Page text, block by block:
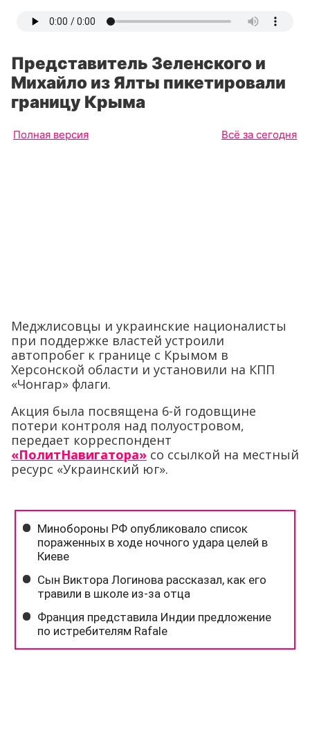
Представитель Зеленского и
Михайло из Ялты пикетировали
границу Крыма
Полная версия Всё за сегодня
Меджлисовцы и украинские националисты
при поддержке властей устроили
автопробег к границе с Крымом в
Херсонской области и установили на КПП
«Чонгар» флаги.
Акция была посвящена 6-й годовщине
потери контроля над полуостровом,
передает корреспондент
«ПолитНавигатора» со ссылкой на местный
ресурс «Украинский юг».